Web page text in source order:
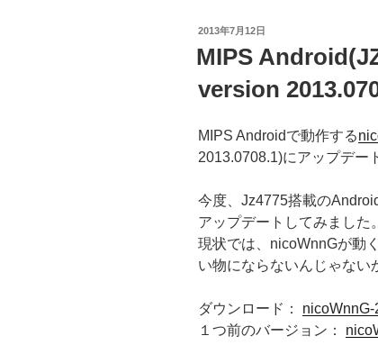
投
日:
2013年7月12日
MIPS
version
MIPS Androidで動作する
2013.0708.1)にアップデー
今度、Jz4775搭載の
アップデートしてみました。
現状では、nicoWnnGが動
い物にならないんじゃない
ダウンロード：
１つ前のバージョン：